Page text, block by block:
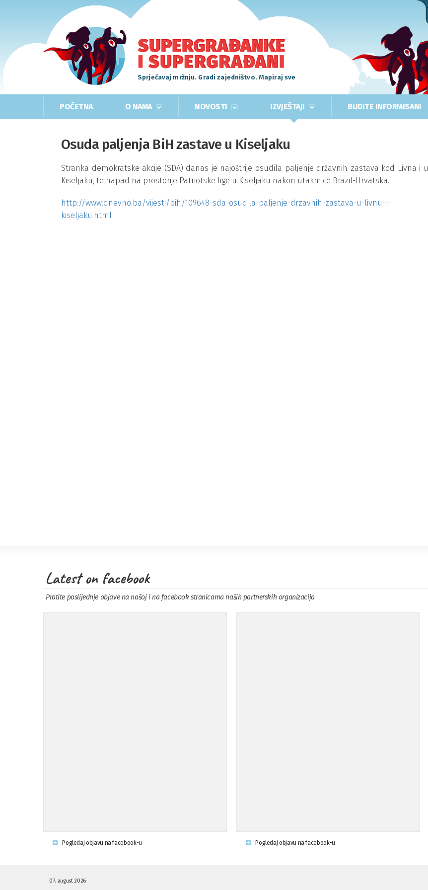
Sprječavaj mržnju. Gradi zajedništvo. Mapiraj sve
POČETNA O NAMA NOVOSTI IZVJEŠTAJI BUDITE INFORMISANI
Osuda paljenja BiH zastave u Kiseljaku
Stranka demokratske akcije (SDA) danas je najoštrije osudila paljenje državnih zastava kod Livna i u
Kiseljaku, te napad na prostorije Patriotske lige u Kiseljaku nakon utakmice Brazil-Hrvatska.
http://www.dnevno.ba/vijesti/bih/109648-sda-osudila-paljenje-drzavnih-zastava-u-livnu-i-
kiseljaku.html
Latest on facebook
Pratite poslijednje objave na našoj i na facebook stranicama naših partnerskih organizacija
Pogledaj objavu na facebook-u Pogledaj objavu na facebook-u
07. august 2026